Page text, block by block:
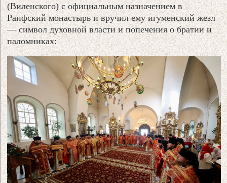
(Виленского) с официальным назначением в
Раифский монастырь и вручил ему игуменский жезл
— символ духовной власти и попечения о братии и
паломниках: